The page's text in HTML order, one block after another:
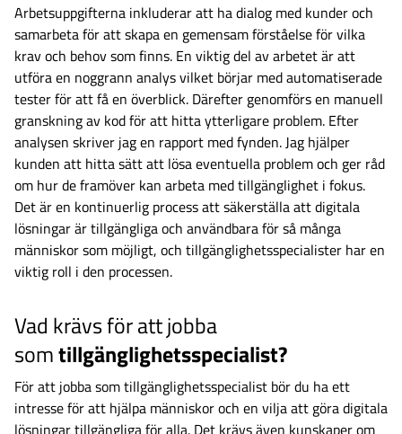
Arbetsuppgifterna inkluderar att ha dialog med kunder och
samarbeta för att skapa en gemensam förståelse för vilka
krav och behov som finns. En viktig del av arbetet är att
utföra en noggrann analys vilket börjar med automatiserade
tester för att få en överblick. Därefter genomförs en manuell
granskning av kod för att hitta ytterligare problem. Efter
analysen skriver jag en rapport med fynden. Jag hjälper
kunden att hitta sätt att lösa eventuella problem och ger råd
om hur de framöver kan arbeta med tillgänglighet i fokus.
Det är en kontinuerlig process att säkerställa att digitala
lösningar är tillgängliga och användbara för så många
människor som möjligt, och tillgänglighetsspecialister har en
viktig roll i den processen.
Vad krävs för att jobba
somtillgänglighetsspecialist?
För att jobba som tillgänglighetsspecialist bör du ha ett
intresse för att hjälpa människor och en vilja att göra digitala
lösningar tillgängliga för alla. Det krävs även kunskaper om